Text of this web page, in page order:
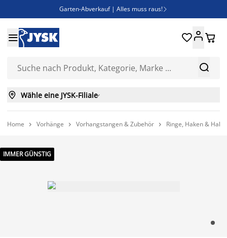
Garten-Abverkauf | Alles muss raus! 
Bist du Unternehmer? Entdecke JYSK-B2B
Esszimmerstuhl ADSLEV um nur 40€


 
 Wähle eine JYSK-Filiale
Home  Vorhänge  Vorhangstangen & Zubehör  Ringe, Haken &
IMMER GÜNSTIG